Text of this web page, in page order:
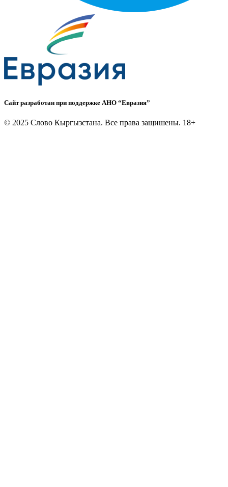
Сайт разработан при поддержке АНО “Евразия”
© 2025 Слово Кыргызстана. Все права защишены. 18+